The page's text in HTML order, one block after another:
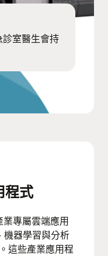
室醫生會持
程式
專屬雲端應用
機器學習與分析
這些產業應用程